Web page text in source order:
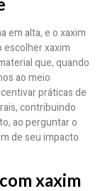
em alta, e o xaxim
xaxim
que, quando
ao meio
práticas de
contribuindo
ao perguntar o
de seu impacto
xaxim